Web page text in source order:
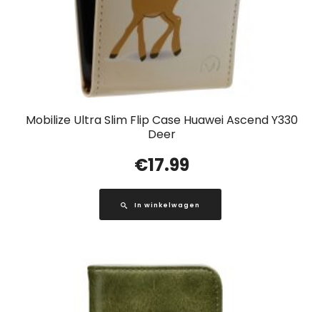
Mobilize Ultra Slim Flip Case Huawei Ascend Y330
Deer
€17.99
In winkelwagen